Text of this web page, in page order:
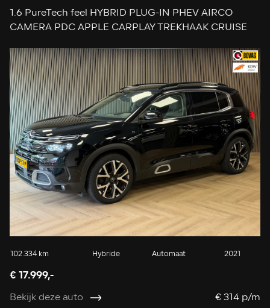
1.6 PureTech feel HYBRID PLUG-IN PHEV AIRCO
CAMERA PDC APPLE CARPLAY TREKHAAK CRUISE
102.334 km Hybride Automaat 2021
€ 17.999,-
Bekijk deze auto € 314 p/m